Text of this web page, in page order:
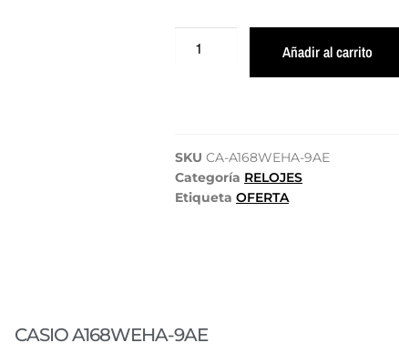
Añadir al carrito
SKU CA-A168WEHA-9AE
Categoría RELOJES
Etiqueta OFERTA
CASIO A168WEHA-9AE